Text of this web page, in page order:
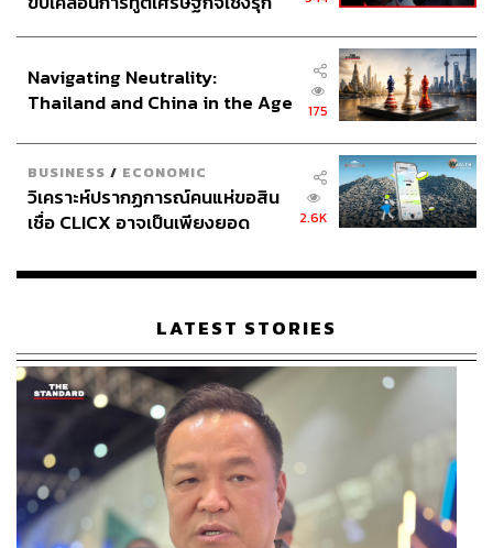
729
ABOUT THE AUTHOR
วาราดา ทองจำนงค์
Content Creator สำนักข่าว THE
STANDARD WEALTH
ABOUT THE PHOTOGRAPHER
ฐานิส สุดโต
STANDARD
Navigating Neutrality:
Thailand and China in the Age
175
BUSINESS / ECONOMIC
วิเคราะห์ปรากฏการณ์คนแห่ขอสิน
เชื่อ CLICX อาจเป็นเพียงยอด
เรือนไทยที่ถูกซุกไว้
2.6K
LATEST STORIES